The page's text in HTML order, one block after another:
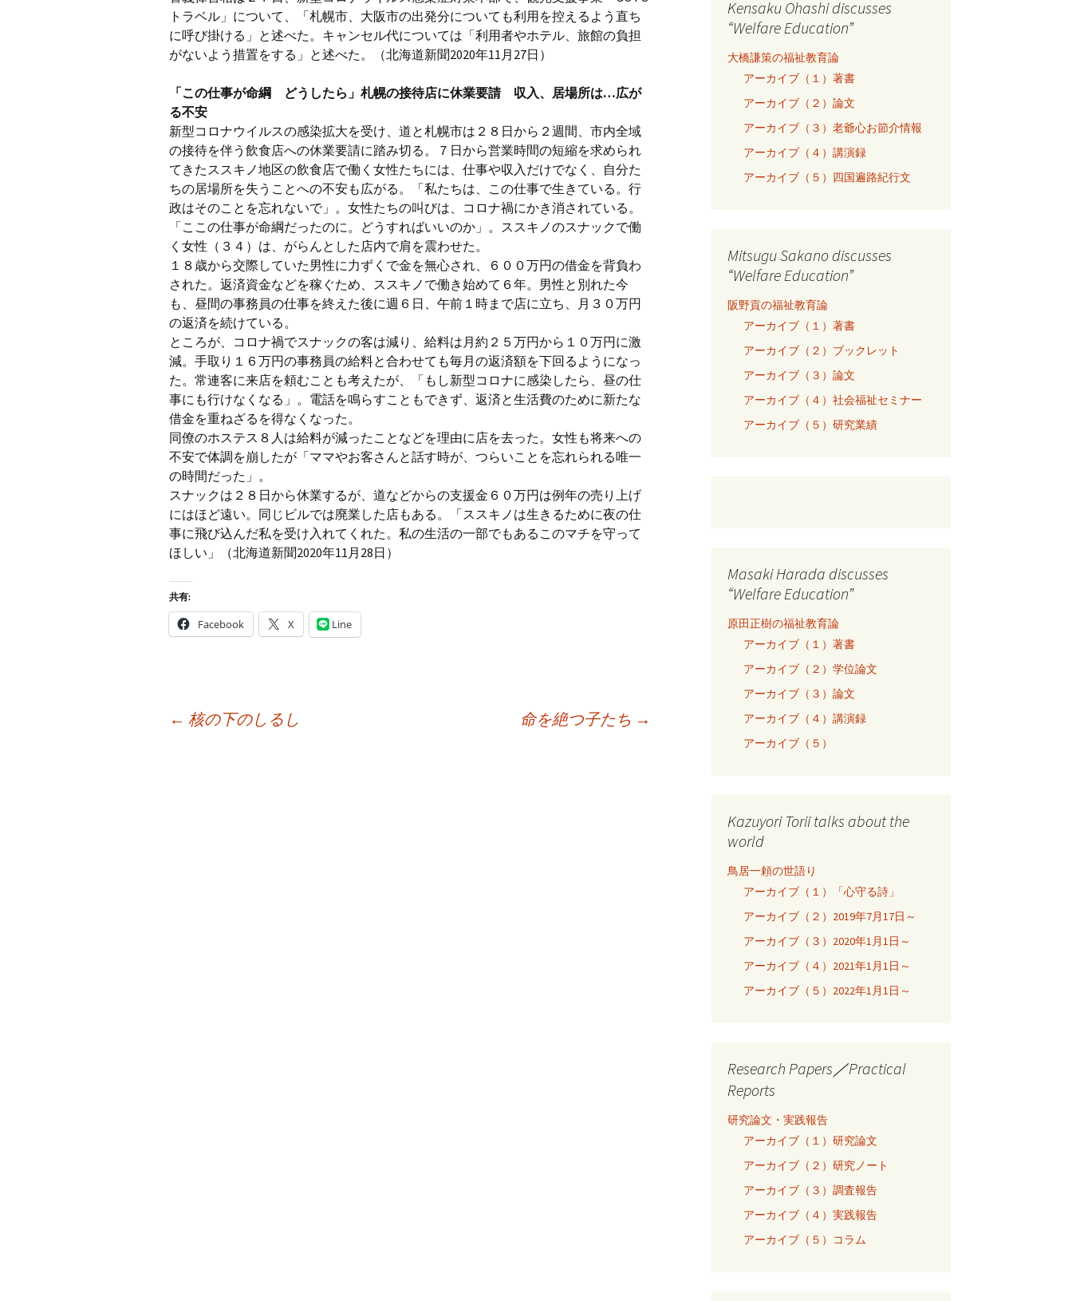
トラベル」について、「札幌市、大阪市の出発分についても利用を控えるよう直ち
に呼び掛ける」と述べた。キャンセル代については「利用者やホテル、旅館の負担
がないよう措置をする」と述べた。（北海道新聞2020年11月27日）
「この仕事が命綱 どうしたら」札幌の接待店に休業要請 収入、居場所は…広が
る不安
新型コロナウイルスの感染拡大を受け、道と札幌市は２８日から２週間、市内全域
の接待を伴う飲食店への休業要請に踏み切る。７日から営業時間の短縮を求められ
てきたススキノ地区の飲食店で働く女性たちには、仕事や収入だけでなく、自分た
ちの居場所を失うことへの不安も広がる。「私たちは、この仕事で生きている。行
政はそのことを忘れないで」。女性たちの叫びは、コロナ禍にかき消されている。
「ここの仕事が命綱だったのに。どうすればいいのか」。ススキノのスナックで働
く女性（３４）は、がらんとした店内で肩を震わせた。
１８歳から交際していた男性に力ずくで金を無心され、６００万円の借金を背負わ
された。返済資金などを稼ぐため、ススキノで働き始めて６年。男性と別れた今
も、昼間の事務員の仕事を終えた後に週６日、午前１時まで店に立ち、月３０万円
の返済を続けている。
ところが、コロナ禍でスナックの客は減り、給料は月約２５万円から１０万円に激
減。手取り１６万円の事務員の給料と合わせても毎月の返済額を下回るようになっ
た。常連客に来店を頼むことも考えたが、「もし新型コロナに感染したら、昼の仕
事にも行けなくなる」。電話を鳴らすこともできず、返済と生活費のために新たな
借金を重ねざるを得なくなった。
同僚のホステス８人は給料が減ったことなどを理由に店を去った。女性も将来への
不安で体調を崩したが「ママやお客さんと話す時が、つらいことを忘れられる唯一
の時間だった」。
スナックは２８日から休業するが、道などからの支援金６０万円は例年の売り上げ
にはほど遠い。同じビルでは廃業した店もある。「ススキノは生きるために夜の仕
事に飛び込んだ私を受け入れてくれた。私の生活の一部でもあるこのマチを守って
ほしい」（北海道新聞2020年11月28日）
共有:
Facebook X Line
← 核の下のしるし 命を絶つ子たち →
Kensaku Ohashi discusses
“Welfare Education”
大橋謙策の福祉教育論
アーカイブ（１）著書
アーカイブ（２）論文
アーカイブ（３）老爺心お節介情報
アーカイブ（４）講演録
アーカイブ（５）四国遍路紀行文
Mitsugu Sakano discusses
“Welfare Education”
阪野貢の福祉教育論
アーカイブ（１）著書
アーカイブ（２）ブックレット
アーカイブ（３）論文
アーカイブ（４）社会福祉セミナー
アーカイブ（５）研究業績
Masaki Harada discusses
“Welfare Education”
原田正樹の福祉教育論
アーカイブ（１）著書
アーカイブ（２）学位論文
アーカイブ（３）論文
アーカイブ（４）講演録
アーカイブ（５）
Kazuyori Torii talks about the
world
鳥居一頼の世語り
アーカイブ（１）「心守る詩」
アーカイブ（２）2019年7月17日～
アーカイブ（３）2020年1月1日～
アーカイブ（４）2021年1月1日～
アーカイブ（５）2022年1月1日～
Research Papers／Practical
Reports
研究論文・実践報告
アーカイブ（１）研究論文
アーカイブ（２）研究ノート
アーカイブ（３）調査報告
アーカイブ（４）実践報告
アーカイブ（５）コラム